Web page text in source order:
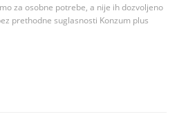
za osobne potrebe, a nije ih dozvoljeno
prethodne suglasnosti Konzum plus